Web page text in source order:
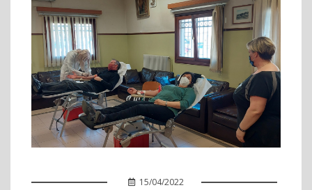
15/04/2022